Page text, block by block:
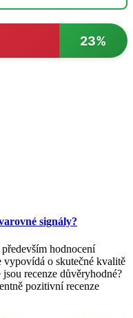
23%
signály?
hodnocení
vypovídá o skutečné kvalitě
recenze důvěryhodné?
pozitivní recenze